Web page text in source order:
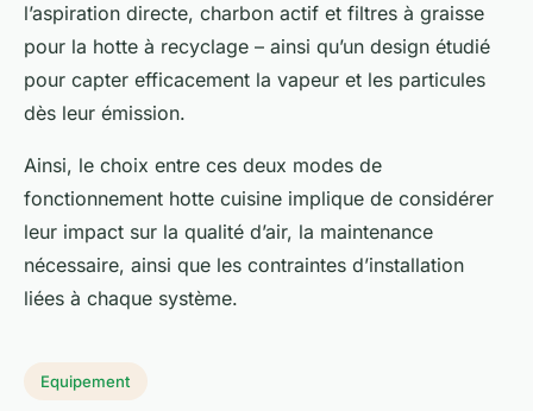
l’aspiration directe, charbon actif et filtres à graisse
pour la hotte à recyclage – ainsi qu’un design étudié
pour capter efficacement la vapeur et les particules
dès leur émission.
Ainsi, le choix entre ces deux modes de
fonctionnement hotte cuisine implique de considérer
leur impact sur la qualité d’air, la maintenance
nécessaire, ainsi que les contraintes d’installation
liées à chaque système.
Equipement